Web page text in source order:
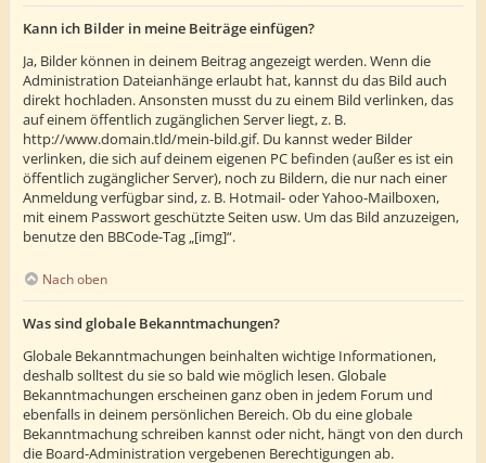
Kann ich Bilder in meine Beiträge einfügen?
Ja, Bilder können in deinem Beitrag angezeigt werden. Wenn die
Administration Dateianhänge erlaubt hat, kannst du das Bild auch
direkt hochladen. Ansonsten musst du zu einem Bild verlinken, das
auf einem öffentlich zugänglichen Server liegt, z. B.
http://www.domain.tld/mein-bild.gif. Du kannst weder Bilder
verlinken, die sich auf deinem eigenen PC befinden (außer es ist ein
öffentlich zugänglicher Server), noch zu Bildern, die nur nach einer
Anmeldung verfügbar sind, z. B. Hotmail- oder Yahoo-Mailboxen,
mit einem Passwort geschützte Seiten usw. Um das Bild anzuzeigen,
benutze den BBCode-Tag „[img]“.
Nach oben
Was sind globale Bekanntmachungen?
Globale Bekanntmachungen beinhalten wichtige Informationen,
deshalb solltest du sie so bald wie möglich lesen. Globale
Bekanntmachungen erscheinen ganz oben in jedem Forum und
ebenfalls in deinem persönlichen Bereich. Ob du eine globale
Bekanntmachung schreiben kannst oder nicht, hängt von den durch
die Board-Administration vergebenen Berechtigungen ab.